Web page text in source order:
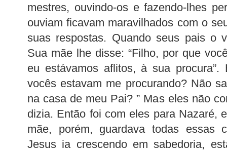
mestres, ouvindo-os e fazendo-lhes
ouviam ficavam maravilhados com o
suas respostas. Quando seus pais o
Sua mãe lhe disse: “Filho, por que
eu estávamos aflitos, à sua procura”.
vocês estavam me procurando? Não
na casa de meu Pai? ” Mas eles não
dizia. Então foi com eles para Nazaré,
mãe, porém, guardava todas essas
Jesus ia crescendo em sabedoria,